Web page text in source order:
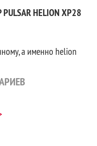
HELION XP28
а именно helion